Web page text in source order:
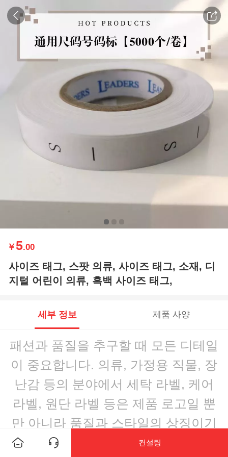
￥ 5.00
사이즈 태그, 스팟 의류, 사이즈 태그, 소재, 디
지털 어린이 의류, 흑백 사이즈 태그,
세부 정보 제품 사양
패션과 품질을 추구할 때 모든 디테일
이 중요합니다. 의류, 가정용 직물, 장
난감 등의 분야에서 세탁 라벨, 케어
라벨, 원단 라벨 등은 제품 로고일 뿐
만 아니라 품질과 스타일의 상징이기
도 합니다.컨설팅